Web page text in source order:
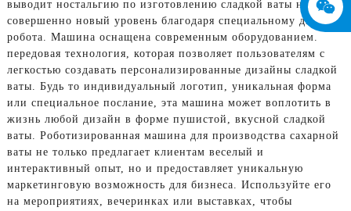
выводит ностальгию по изготовлению сладкой ваты на
совершенно новый уровень благодаря специальному дизайну
робота. Машина оснащена современным оборудованием.
передовая технология, которая позволяет пользователям с
легкостью создавать персонализированные дизайны сладкой
ваты. Будь то индивидуальный логотип, уникальная форма
или специальное послание, эта машина может воплотить в
жизнь любой дизайн в форме пушистой, вкусной сладкой
ваты. Роботизированная машина для производства сахарной
ваты не только предлагает клиентам веселый и
интерактивный опыт, но и предоставляет уникальную
маркетинговую возможность для бизнеса. Используйте его
на мероприятиях, вечеринках или выставках, чтобы